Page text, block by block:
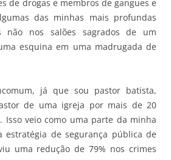
de drogas e membros de gangues e
das minhas mais profundas
não nos salões sagrados de um
esquina em uma madrugada de
já que sou pastor batista,
de uma igreja por mais de 20
Isso veio como uma parte da minha
estratégia de segurança pública de
uma redução de 79% nos crimes